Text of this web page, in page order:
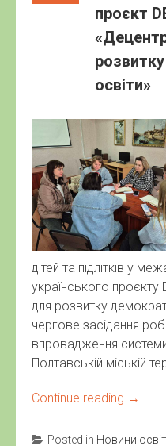
проєкт
освіти»
дітей та підлітків у
українського проєкту
для розвитку
чергове засідання
впровадження
Полтавській міській
Continue reading →
Posted in Новини